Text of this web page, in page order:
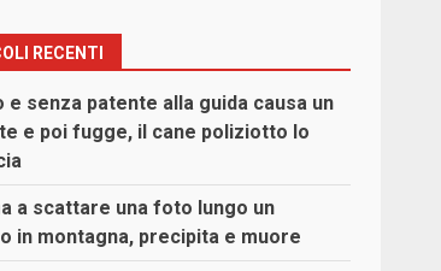
RECENTI
e senza patente alla guida causa un
e poi fugge, il cane poliziotto lo
a scattare una foto lungo un
in montagna, precipita e muore